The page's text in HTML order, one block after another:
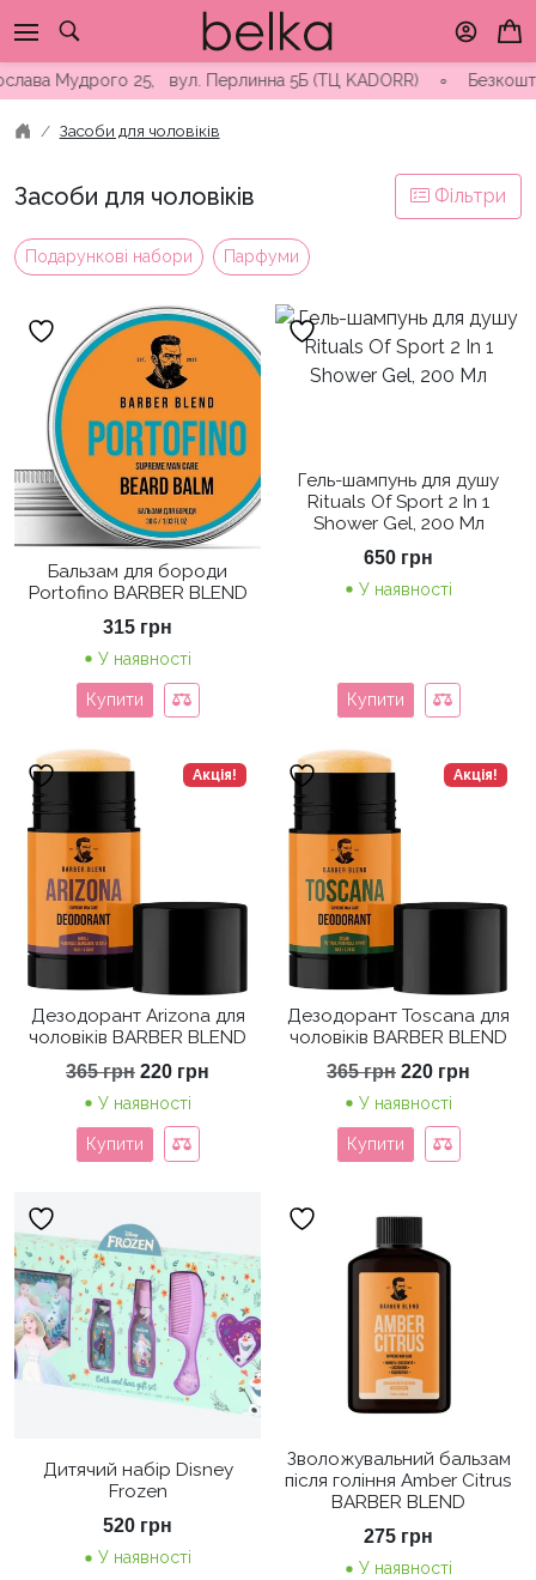
to
content 25, вул. Перлинна 5Б (ТЦ KADORR) ∘ Безкоштовна
Засоби для чоловіків
Засоби для чоловіків Фільтри
Подарункові набори Парфуми
Бальзам для бороди
Portofino BARBER BLEND
315 грн
У наявності
Купити
Гель-шампунь для душу
Rituals Of Sport 2 In 1
Shower Gel, 200 Мл
650 грн
У наявності
Купити
Акція!
Дезодорант Arizona для
чоловіків BARBER BLEND
365грн Оригінальна
365 грн.
220 грн
У наявності
Купити
Акція!
Дезодорант Toscana для
чоловіків BARBER BLEND
365грн Оригінальна
365 грн.
220 грн
У наявності
Купити
Дитячий набір Disney
Frozen
520 грн
У наявності
Зволожувальний бальзам
після гоління Amber Citrus
BARBER BLEND
275 грн
У наявності